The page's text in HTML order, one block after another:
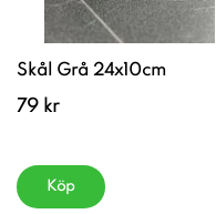
Skål Grå 24x10cm
79 kr
Köp